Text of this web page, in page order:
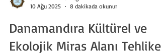
Silivri Tarih Derneği
10 Ağu 2025
8 dakikada okunur